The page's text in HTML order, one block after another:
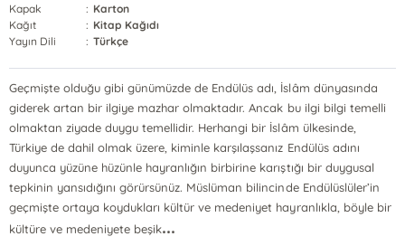
Kapak
: Karton
Kağıt
: Kitap Kağıdı
Yayın Dili
: Türkçe
Geçmişte olduğu gibi günümüzde de Endülüs adı, İslâm dünyasında
giderek artan bir ilgiye mazhar olmaktadır. Ancak bu ilgi bilgi temelli
olmaktan ziyade duygu temellidir. Herhangi bir İslâm ülkesinde,
Türkiye de dahil olmak üzere, kiminle karşılaşsanız Endülüs adını
duyunca yüzüne hüzünle hayranlığın birbirine karıştığı bir duygusal
tepkinin yansıdığını görürsünüz. Müslüman bilincinde Endülüslüler’in
geçmişte ortaya koydukları kültür ve medeniyet hayranlıkla, böyle bir
kültüre ve medeniyete beşik...